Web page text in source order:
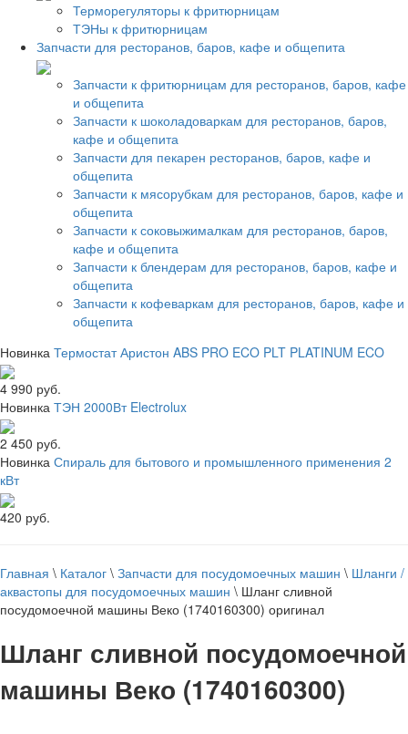
Терморегуляторы к фритюрницам
ТЭНы к фритюрницам
Запчасти для ресторанов, баров, кафе и общепита
Запчасти к фритюрницам для ресторанов, баров, кафе
и общепита
Запчасти к шоколадоваркам для ресторанов, баров,
кафе и общепита
Запчасти для пекарен ресторанов, баров, кафе и
общепита
Запчасти к мясорубкам для ресторанов, баров, кафе и
общепита
Запчасти к соковыжималкам для ресторанов, баров,
кафе и общепита
Запчасти к блендерам для ресторанов, баров, кафе и
общепита
Запчасти к кофеваркам для ресторанов, баров, кафе и
общепита
Новинка Термостат Аристон ABS PRO ECO PLT PLATINUM ECO
4 990 руб.
Новинка ТЭН 2000Вт Electrolux
2 450 руб.
Новинка Спираль для бытового и промышленного применения 2
кВт
420 руб.
Главная \ Каталог \ Запчасти для посудомоечных машин \ Шланги /
аквастопы для посудомоечных машин \ Шланг сливной
посудомоечной машины Веко (1740160300) оригинал
Шланг сливной посудомоечной
машины Веко (1740160300)